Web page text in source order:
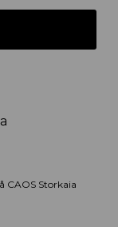
CAOS Storkaia